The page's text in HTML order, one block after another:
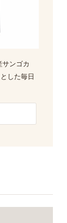
サンゴカ
した毎日